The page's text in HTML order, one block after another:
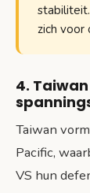
zich voor
4.
Taiwan
Pacific,
VS hun